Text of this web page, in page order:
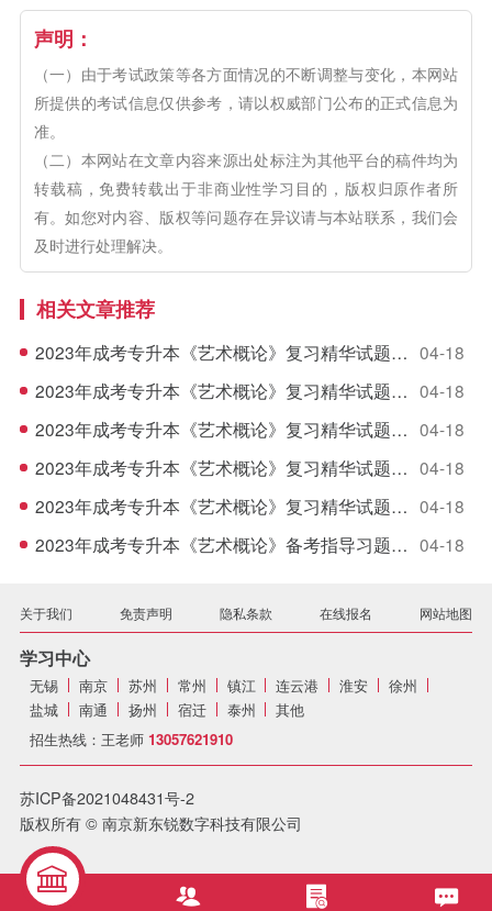
声明：
（一）由于考试政策等各方面情况的不断调整与变化，本网站
所提供的考试信息仅供参考，请以权威部门公布的正式信息为
准。
（二）本网站在文章内容来源出处标注为其他平台的稿件均为
转载稿，免费转载出于非商业性学习目的，版权归原作者所
有。如您对内容、版权等问题存在异议请与本站联系，我们会
及时进行处理解决。
相关文章推荐
2023年成考专升本《艺术概论》复习精华试题（5） 04-18
2023年成考专升本《艺术概论》复习精华试题（4） 04-18
2023年成考专升本《艺术概论》复习精华试题（3） 04-18
2023年成考专升本《艺术概论》复习精华试题（2） 04-18
2023年成考专升本《艺术概论》复习精华试题（1） 04-18
2023年成考专升本《艺术概论》备考指导习题（5） 04-18
关于我们 免责声明 隐私条款 在线报名 网站地图
学习中心
无锡 南京 苏州 常州 镇江 连云港 淮安
徐州
盐城
南通 扬州 宿迁 泰州
其他
招生热线：王老师 13057621910
苏ICP备2021048431号-2
版权所有 © 南京新东锐数字科技有限公司